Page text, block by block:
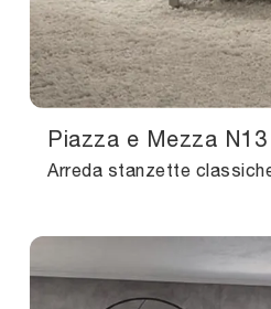
Piazza e Mezza N13